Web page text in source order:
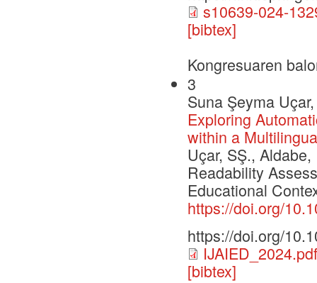
s10639-024-
[bibtex]
Kongresuaren
3
Suna Şeyma
Exploring
within a
Uçar, SŞ.,
Readability
Educational
https://doi.org/
https://doi.org/
IJAIED_2024.pdf
[bibtex]